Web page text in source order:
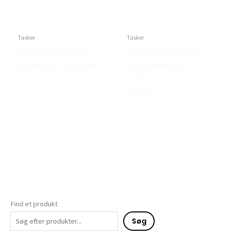
Find et produkt
Søg
Tasker Tasker